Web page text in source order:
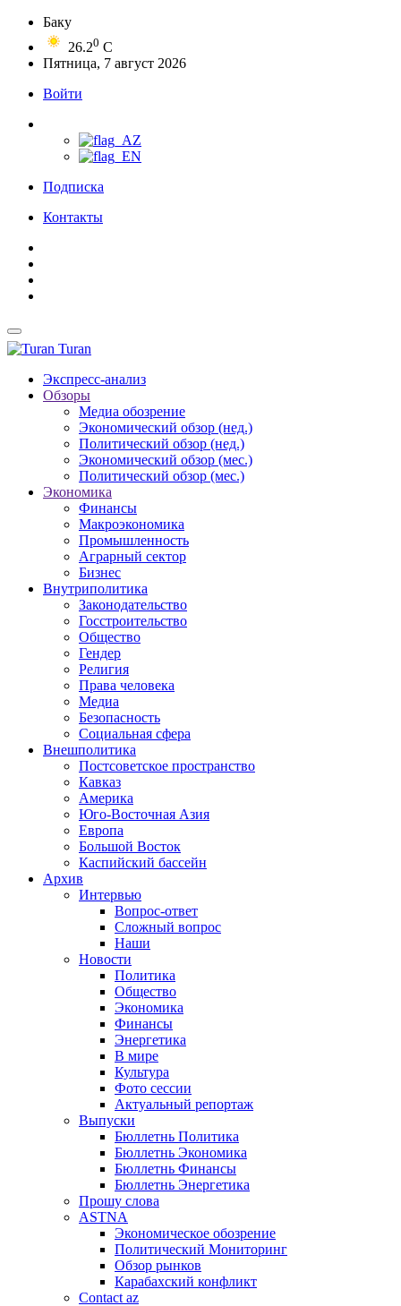
Баку
26.20 C
Пятница, 7 август 2026
Войти
Подписка
Контакты
Turan
Экспресс-анализ
Обзоры
Медиа обозрение
Экономический обзор (нед.)
Политический обзор (нед.)
Экономический обзор (мес.)
Политический обзор (мес.)
Экономика
Финансы
Макроэкономика
Промышленность
Аграрный сектор
Бизнес
Внутриполитика
Законодательство
Госстроительство
Общество
Гендер
Религия
Права человека
Медиа
Безопасность
Социальная сфера
Внешполитика
Постсоветское пространство
Кавказ
Америка
Юго-Восточная Азия
Европа
Большой Восток
Каспийский бассейн
Архив
Интервью
Вопрос-ответ
Сложный вопрос
Наши
Новости
Политика
Общество
Экономика
Финансы
Энергетика
В мире
Культура
Фото сессии
Актуальный репортаж
Выпуски
Бюллетнь Политика
Бюллетнь Экономика
Бюллетнь Финансы
Бюллетнь Энергетика
Прошу слова
ASTNA
Экономическое обозрение
Политический Мониторинг
Обзор рынков
Карабахский конфликт
Contact az